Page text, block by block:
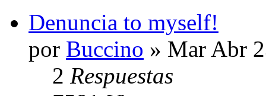
Denuncia to myself!
por Buccino » Mar Abr
2 Respuestas